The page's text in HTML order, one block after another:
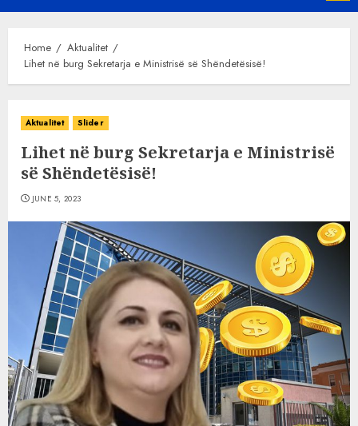
Menu
Home
Aktualitet
Lihet në burg Sekretarja e Ministrisë së Shëndetësisë!
Aktualitet Slider
Lihet në burg Sekretarja e Ministrisë
së Shëndetësisë!
JUNE 5, 2023